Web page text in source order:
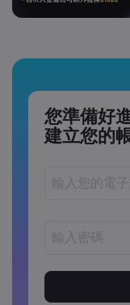
您準備好
建立您的
密碼長度必須